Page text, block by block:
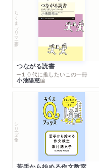
ちくまプリマー新書
つながる読書
─１０代に推したいこの一冊
小池陽慈編
シリーズ・全集